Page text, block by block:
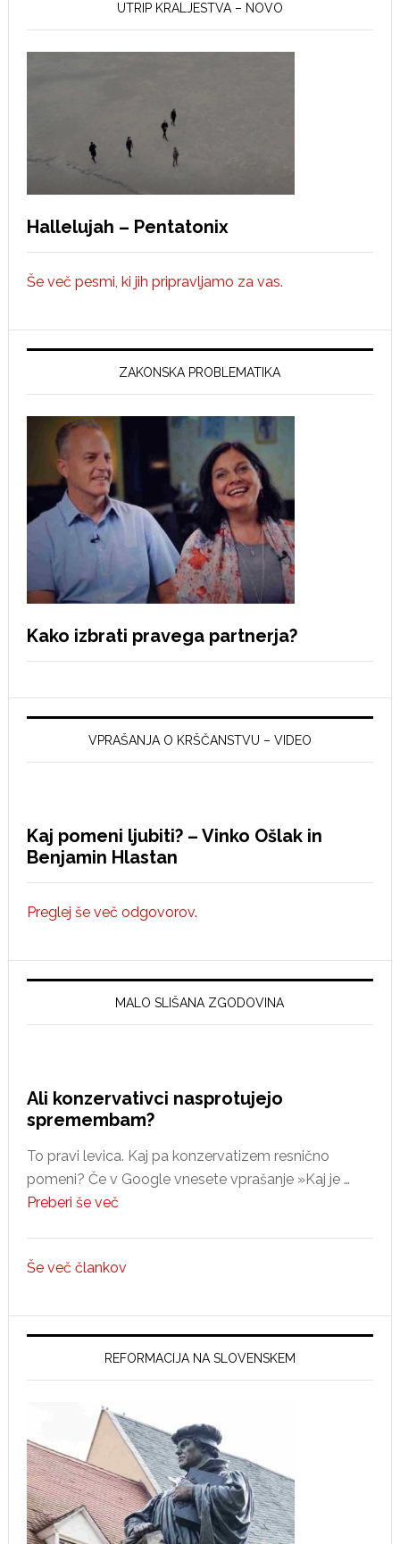
UTRIP KRALJESTVA – NOVO
Hallelujah – Pentatonix
Še več pesmi, ki jih pripravljamo za vas.
ZAKONSKA PROBLEMATIKA
Kako izbrati pravega partnerja?
VPRAŠANJA O KRŠČANSTVU – VIDEO
Kaj pomeni ljubiti? – Vinko Ošlak in
Benjamin Hlastan
Preglej še več odgovorov.
MALO SLIŠANA ZGODOVINA
Ali konzervativci nasprotujejo
spremembam?
To pravi levica. Kaj pa konzervatizem resnično
pomeni? Če v Google vnesete vprašanje »Kaj je …
Preberi še večabout
nasprotujejo
Še več člankov
REFORMACIJA NA SLOVENSKEM